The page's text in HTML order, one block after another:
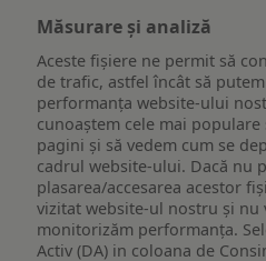
Măsurare și analiză
Aceste fișiere ne permit să
de trafic, astfel încât să
performanța website-ului
cunoaștem cele mai
pagini și să vedem cum se
cadrul website-ului. Dacă nu
plasarea/accesarea acestor
vizitat website-ul nostru și nu
monitorizăm performanța.
Activ (DA) in coloana de